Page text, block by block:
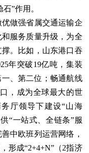
”作用。
做强省属交通运输企
服务质量升级，为全
。比如，山东港口吞
年突破19亿吨，集装
、第二位；畅通航线
，成为全球最大的世
厅领导下建设“山海
“一站式、全链条”服
中欧班列运营网络，
形成“2+4+N”（2指济